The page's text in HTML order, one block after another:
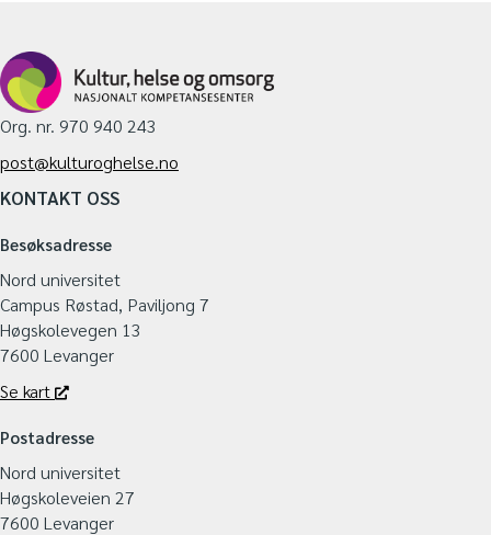
Org. nr. 970 940 243
post@kulturoghelse.no
KONTAKT OSS
Besøksadresse
Nord universitet
Campus Røstad, Paviljong 7
Høgskolevegen 13
7600 Levanger
Se kart
Postadresse
Nord universitet
Høgskoleveien 27
7600 Levanger